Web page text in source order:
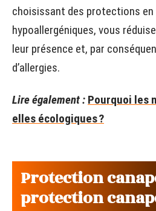
choisissant des protections
hypoallergéniques, vous
leur présence et, par
d’allergies.
Lire également : Pourquoi les
elles écologiques ?
Protection
protection